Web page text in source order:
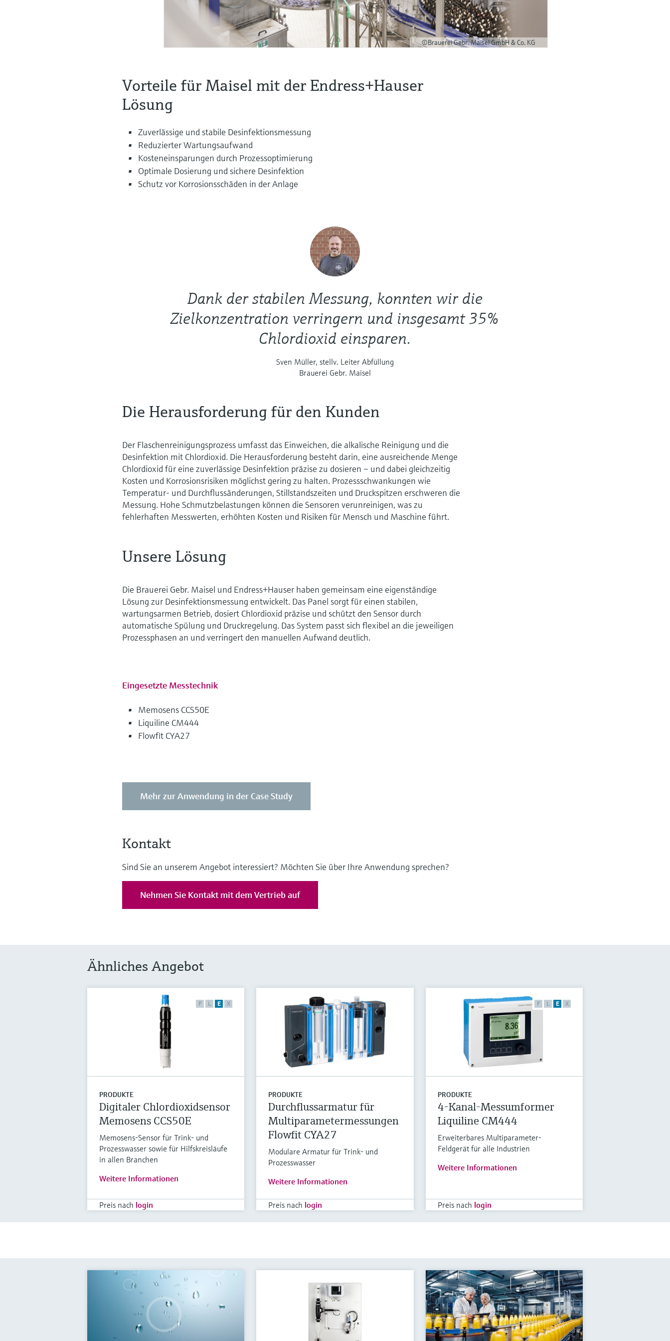
©Brauerei Gebr. Maisel GmbH & Co. KG
Vorteile für Maisel mit der Endress+Hauser
Lösung
Zuverlässige und stabile Desinfektionsmessung
Reduzierter Wartungsaufwand
Kosteneinsparungen durch Prozessoptimierung
Optimale Dosierung und sichere Desinfektion
Schutz vor Korrosionsschäden in der Anlage
Dank der stabilen Messung, konnten wir die
Zielkonzentration verringern und insgesamt 35%
Chlordioxid einsparen.
Sven Müller, stellv. Leiter Abfüllung
Brauerei Gebr. Maisel
Die Herausforderung für den Kunden
Der Flaschenreinigungsprozess umfasst das Einweichen, die alkalische Reinigung und die
Desinfektion mit Chlordioxid. Die Herausforderung besteht darin, eine ausreichende Menge
Chlordioxid für eine zuverlässige Desinfektion präzise zu dosieren – und dabei gleichzeitig
Kosten und Korrosionsrisiken möglichst gering zu halten. Prozessschwankungen wie
Temperatur- und Durchflussänderungen, Stillstandszeiten und Druckspitzen erschweren die
Messung. Hohe Schmutzbelastungen können die Sensoren verunreinigen, was zu
fehlerhaften Messwerten, erhöhten Kosten und Risiken für Mensch und Maschine führt.
Unsere Lösung
Die Brauerei Gebr. Maisel und Endress+Hauser haben gemeinsam eine eigenständige
Lösung zur Desinfektionsmessung entwickelt. Das Panel sorgt für einen stabilen,
wartungsarmen Betrieb, dosiert Chlordioxid präzise und schützt den Sensor durch
automatische Spülung und Druckregelung. Das System passt sich flexibel an die jeweiligen
Prozessphasen an und verringert den manuellen Aufwand deutlich.
Eingesetzte Messtechnik
Memosens CCS50E
Liquiline CM444
Flowfit CYA27
Mehr zur Anwendung in der Case Study
Kontakt
Sind Sie an unserem Angebot interessiert? Möchten Sie über Ihre Anwendung sprechen?
Nehmen Sie Kontakt mit dem Vertrieb auf
Ähnliches Angebot
F L E X
PRODUKTE
Digitaler Chlordioxidsensor
Memosens CCS50E
Memosens-Sensor für Trink- und
Prozesswasser sowie für Hilfskreisläufe
in allen Branchen
Weitere Informationen
Preis nach login
PRODUKTE
Durchflussarmatur für
Multiparametermessungen
Flowfit CYA27
Modulare Armatur für Trink- und
Prozesswasser
Weitere Informationen
Preis nach login
F L E X
PRODUKTE
4-Kanal-Messumformer
Liquiline CM444
Erweiterbares Multiparameter-
Feldgerät für alle Industrien
Weitere Informationen
Preis nach login